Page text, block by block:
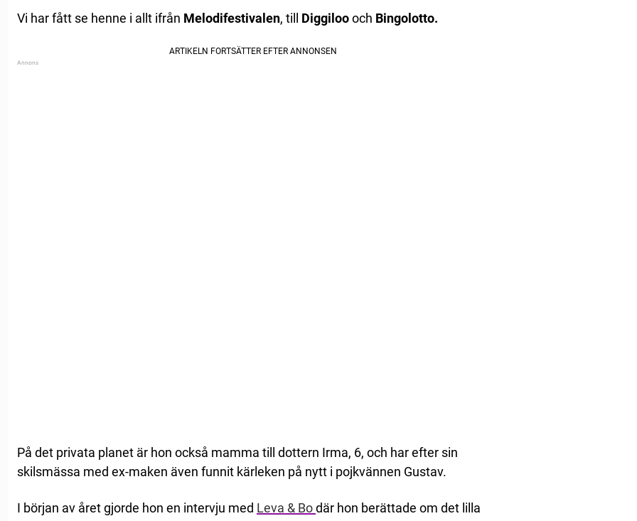
Vi har fått se henne i allt ifrån Melodifestivalen, till Diggiloooch Bingolotto.
På det privata planet är hon också mamma till dottern Irma, 6, och har efter sin
skilsmässa med ex-maken även funnit kärleken på nytt i pojkvännen Gustav.
I början av året gjorde hon en intervju med Leva & Bodär hon berättade om det lilla